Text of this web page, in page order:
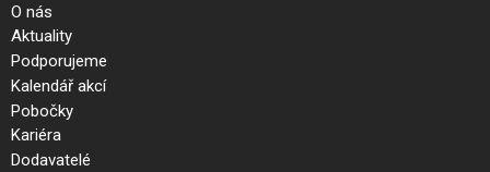
O nás
Aktuality
Podporujeme
Kalendář akcí
Pobočky
Kariéra
Dodavatelé